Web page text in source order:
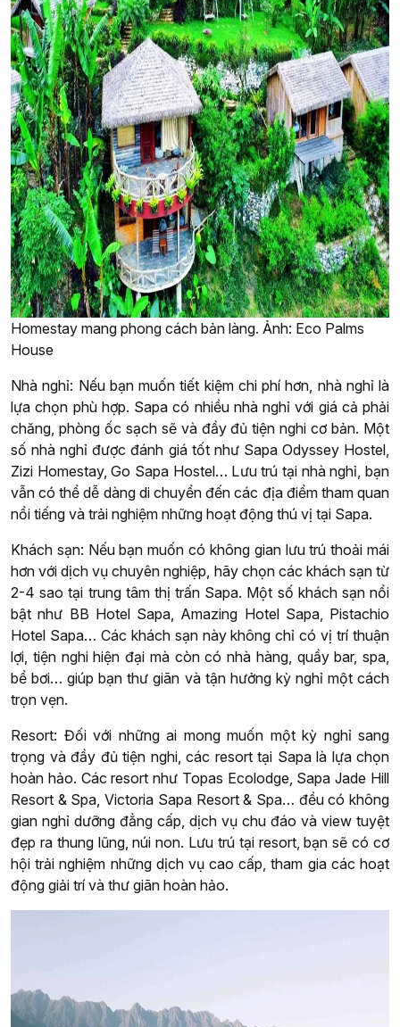
Homestay mang phong cách bản làng. Ảnh: Eco Palms
House
Nhà nghỉ: Nếu bạn muốn tiết kiệm chi phí hơn, nhà nghỉ là
lựa chọn phù hợp. Sapa có nhiều nhà nghỉ với giá cả phải
chăng, phòng ốc sạch sẽ và đầy đủ tiện nghi cơ bản. Một
số nhà nghỉ được đánh giá tốt như Sapa Odyssey Hostel,
Zizi Homestay, Go Sapa Hostel… Lưu trú tại nhà nghỉ, bạn
vẫn có thể dễ dàng di chuyển đến các địa điểm tham quan
nổi tiếng và trải nghiệm những hoạt động thú vị tại Sapa.
Khách sạn: Nếu bạn muốn có không gian lưu trú thoải mái
hơn với dịch vụ chuyên nghiệp, hãy chọn các khách sạn từ
2-4 sao tại trung tâm thị trấn Sapa. Một số khách sạn nổi
bật như BB Hotel Sapa, Amazing Hotel Sapa, Pistachio
Hotel Sapa… Các khách sạn này không chỉ có vị trí thuận
lợi, tiện nghi hiện đại mà còn có nhà hàng, quầy bar, spa,
bể bơi… giúp bạn thư giãn và tận hưởng kỳ nghỉ một cách
trọn vẹn.
Resort: Đối với những ai mong muốn một kỳ nghỉ sang
trọng và đầy đủ tiện nghi, các resort tại Sapa là lựa chọn
hoàn hảo. Các resort như Topas Ecolodge, Sapa Jade Hill
Resort & Spa, Victoria Sapa Resort & Spa… đều có không
gian nghỉ dưỡng đẳng cấp, dịch vụ chu đáo và view tuyệt
đẹp ra thung lũng, núi non. Lưu trú tại resort, bạn sẽ có cơ
hội trải nghiệm những dịch vụ cao cấp, tham gia các hoạt
động giải trí và thư giãn hoàn hảo.